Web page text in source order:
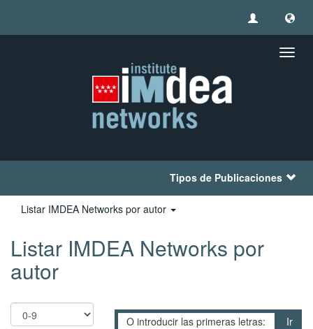
Tipos de Publicaciones
Listar IMDEA Networks por autor
Listar IMDEA Networks por
autor
Ir